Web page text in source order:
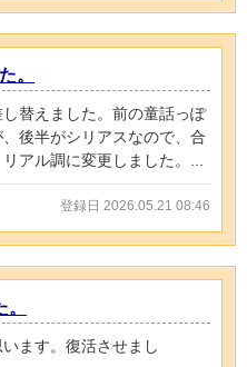
。
し替えました。前の童話っぽ
後半がシリアスなので、合
アル調に変更しました。...
登録日 2026.05.21 08:46
ます。復活させまし